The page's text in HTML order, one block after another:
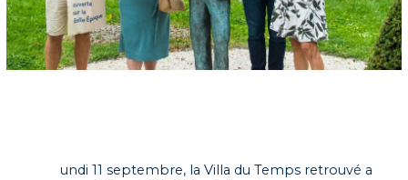
undi 11 septembre, la Villa du Temps retrouvé a